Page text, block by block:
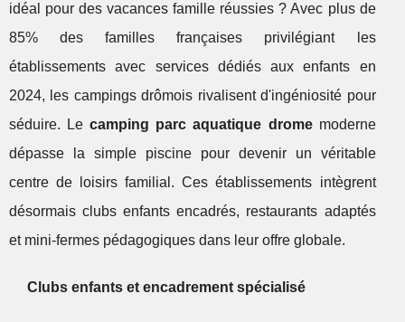
idéal pour des vacances famille réussies ? Avec plus de
85% des familles françaises privilégiant les
établissements avec services dédiés aux enfants en
2024, les campings drômois rivalisent d'ingéniosité pour
séduire. Lecamping parc aquatique dromemoderne
dépasse la simple piscine pour devenir un véritable
centre de loisirs familial. Ces établissements intègrent
désormais clubs enfants encadrés, restaurants adaptés
et mini-fermes pédagogiques dans leur offre globale.
Clubs enfants et encadrement spécialisé